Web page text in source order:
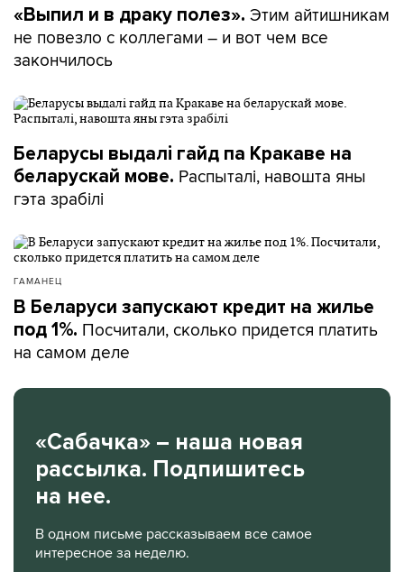
«Выпил и в драку полез». Этим айтишникам
не повезло с коллегами – и вот чем все
закончилось
Беларусы выдалі гайд па Кракаве на
беларускай мове. Распыталі, навошта яны
гэта зрабілі
ГАМАНЕЦ
В Беларуси запускают кредит на жилье
под 1%. Посчитали, сколько придется платить
на самом деле
«Сабачка» – наша новая
рассылка. Подпишитесь
на нее.
В одном письме рассказываем все самое
интересное за неделю.